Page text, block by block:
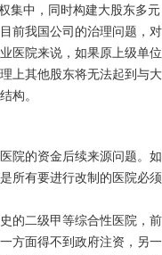
集中，同时构建大股东多元
前我国公司的治理问题，对
医院来说，如果原上级单位
上其他股东将无法起到与大
构。
的资金后续来源问题。如
所有要进行改制的医院必须
的二级甲等综合性医院，前
方面得不到政府注资，另一